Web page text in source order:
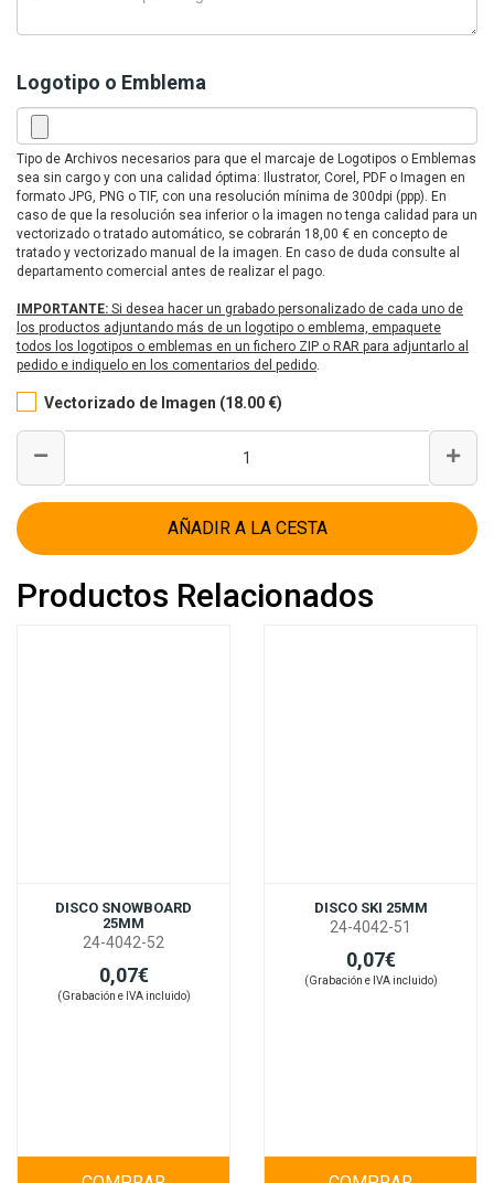
Logotipo o Emblema
Tipo de Archivos necesarios para que el marcaje de Logotipos o Emblemas
sea sin cargo y con una calidad óptima: Ilustrator, Corel, PDF o Imagen en
formato JPG, PNG o TIF, con una resolución mínima de 300dpi (ppp). En
caso de que la resolución sea inferior o la imagen no tenga calidad para un
vectorizado o tratado automático, se cobrarán 18,00 € en concepto de
tratado y vectorizado manual de la imagen. En caso de duda consulte al
departamento comercial antes de realizar el pago.
IMPORTANTE: Si desea hacer un grabado personalizado de cada uno de
los productos adjuntando más de un logotipo o emblema, empaquete
todos los logotipos o emblemas en un fichero ZIP o RAR para adjuntarlo al
pedido e indiquelo en los comentarios del pedido.
Vectorizado de Imagen (18.00 €)
AÑADIR A LA CESTA
Productos Relacionados
DISCO SNOWBOARD
25MM
24-4042-52
0,07€
(Grabación e IVA incluido)
DISCO SKI 25MM
24-4042-51
0,07€
(Grabación e IVA incluido)